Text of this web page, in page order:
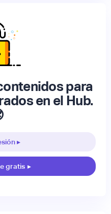
para
en el Hub.
▸
gratis ▸